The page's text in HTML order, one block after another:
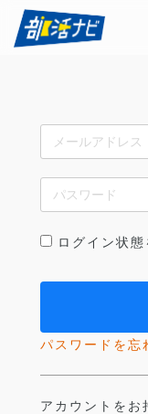
ログイン状態
パスワードを忘
アカウントをお